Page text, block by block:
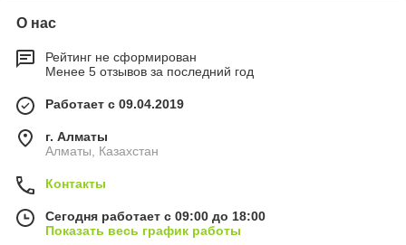
О нас
Рейтинг не сформирован
Менее 5 отзывов за последний год
Работает с 09.04.2019
г. Алматы
Алматы, Казахстан
Контакты
Сегодня работает с 09:00 до 18:00
Показать весь график работы